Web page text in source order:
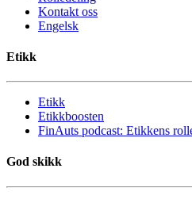
Kontakt oss
Engelsk
Etikk
Etikk
Etikkboosten
FinAuts podcast: Etikkens
God skikk